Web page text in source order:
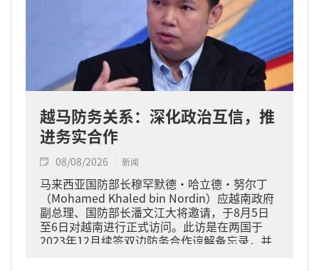
越马防务关系：深化政治互信，推
进务实合作
08/08/2026 新闻
马来西亚国防部长穆罕默德·哈立德·努尔丁
（Mohamed Khaled bin Nordin）应越南政府
副总理、国防部长潘文江大将邀请，于8月5日
至6日对越南进行正式访问。此访是在两国于
2023年12月续签双边防务合作谅解备忘录，并